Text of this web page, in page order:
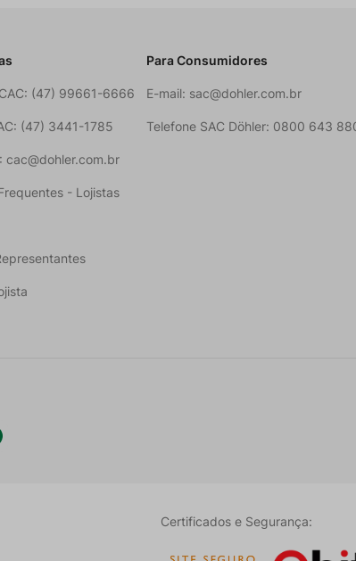
(47) 99661-6666
(47) 3441-1785
cac@dohler.com.br
- Lojistas
Para Consumidores
E-mail: sac@dohler.com.br
Telefone SAC Döhler: 0800 643
Certificados e Segurança: